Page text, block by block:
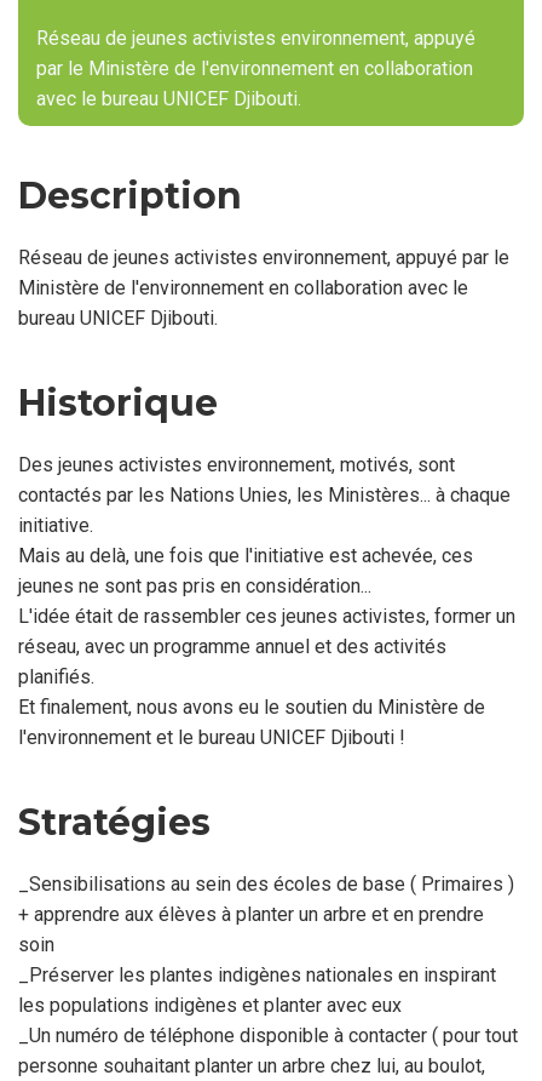
Réseau de jeunes activistes environnement, appuyé
par le Ministère de l'environnement en collaboration
avec le bureau UNICEF Djibouti.
Description
Réseau de jeunes activistes environnement, appuyé par le
Ministère de l'environnement en collaboration avec le
bureau UNICEF Djibouti.
Historique
Des jeunes activistes environnement, motivés, sont
contactés par les Nations Unies, les Ministères... à chaque
initiative.
Mais au delà, une fois que l'initiative est achevée, ces
jeunes ne sont pas pris en considération...
L'idée était de rassembler ces jeunes activistes, former un
réseau, avec un programme annuel et des activités
planifiés.
Et finalement, nous avons eu le soutien du Ministère de
l'environnement et le bureau UNICEF Djibouti !
Stratégies
_Sensibilisations au sein des écoles de base ( Primaires )
+ apprendre aux élèves à planter un arbre et en prendre
soin
_Préserver les plantes indigènes nationales en inspirant
les populations indigènes et planter avec eux
_Un numéro de téléphone disponible à contacter ( pour tout
personne souhaitant planter un arbre chez lui, au boulot,